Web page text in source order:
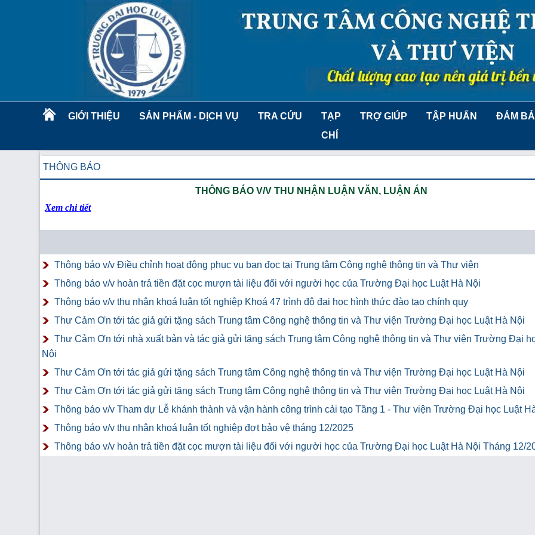
GIỚI THIỆU SẢN PHẨM - DỊCH VỤ TRA CỨU
TẠP
CHÍ
TRỢ GIÚP TẬP HUẤN ĐẢM
THÔNG BÁO
THÔNG BÁO V/V THU NHẬN LUẬN VĂN, LUẬN ÁN
Xem chi tiết
Thông báo v/v Điều chỉnh hoạt động phục vụ bạn đọc tại Trung tâm Công nghệ thông tin và Thư viện
Thông báo v/v hoàn trả tiền đặt cọc mượn tài liệu đối với người học của Trường Đại học Luật Hà Nội
Thông báo v/v thu nhận khoá luận tốt nghiệp Khoá 47 trình độ đại học hình thức đào tạo chính quy
Thư Cảm Ơn tới tác giả gửi tặng sách Trung tâm Công nghệ thông tin và Thư viện Trường Đại học Luật Hà Nội
Thư Cảm Ơn tới nhà xuất bản và tác giả gửi tặng sách Trung tâm Công nghệ thông tin và Thư viện Trường Đại
Nội
Thư Cảm Ơn tới tác giả gửi tặng sách Trung tâm Công nghệ thông tin và Thư viện Trường Đại học Luật Hà Nội
Thư Cảm Ơn tới tác giả gửi tặng sách Trung tâm Công nghệ thông tin và Thư viện Trường Đại học Luật Hà Nội
Thông báo v/v Tham dự Lễ khánh thành và vận hành công trình cải tạo Tầng 1 - Thư viện Trường Đại học Luật
Thông báo v/v thu nhận khoá luận tốt nghiệp đợt bảo vệ tháng 12/2025
Thông báo v/v hoàn trả tiền đặt cọc mượn tài liệu đối với người học của Trường Đại học Luật Hà Nội Tháng 12/